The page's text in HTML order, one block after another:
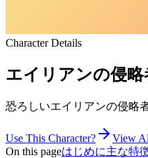
Character Details
エイリアンの侵略
恐ろしいエイリアンの侵略
Use This Character?
View
On this pageはじめに主な特